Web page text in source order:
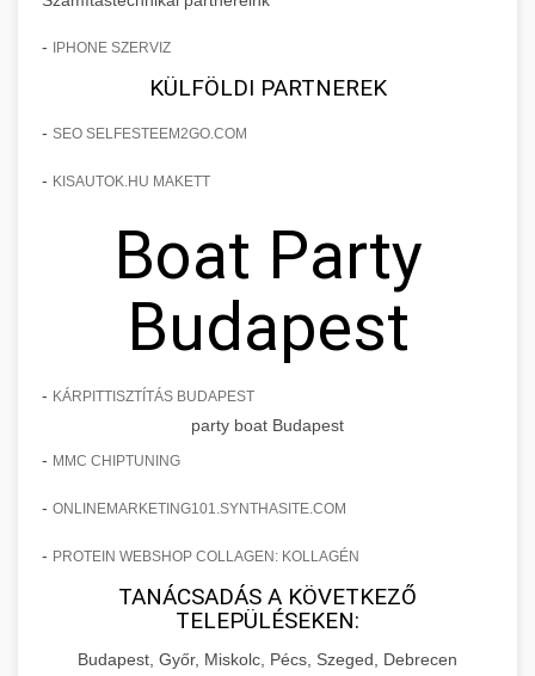
- IPHONE SZERVIZ
KÜLFÖLDI PARTNEREK
- SEO SELFESTEEM2GO.COM
- KISAUTOK.HU MAKETT
Boat Party
Budapest
- KÁRPITTISZTÍTÁS BUDAPEST
party boat Budapest
- MMC CHIPTUNING
- ONLINEMARKETING101.SYNTHASITE.COM
- PROTEIN WEBSHOP COLLAGEN: KOLLAGÉN
TANÁCSADÁS A KÖVETKEZŐ
TELEPÜLÉSEKEN:
Budapest, Győr, Miskolc, Pécs, Szeged, Debrecen